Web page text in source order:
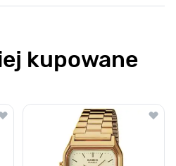
kupowane
karuzeli jest możliwe za pomocą
karuzeli